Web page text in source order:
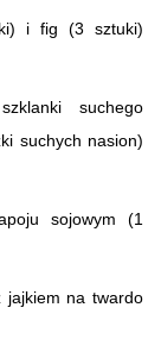
i fig (3 sztuki)
suchego
suchych nasion)
sojowym (1
jajkiem na twardo